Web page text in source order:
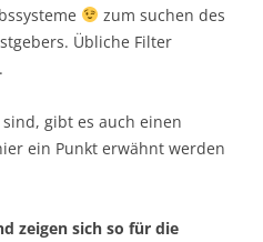
zum suchen des
Übliche Filter
gibt es auch einen
ein Punkt erwähnt werden
zeigen sich so für die